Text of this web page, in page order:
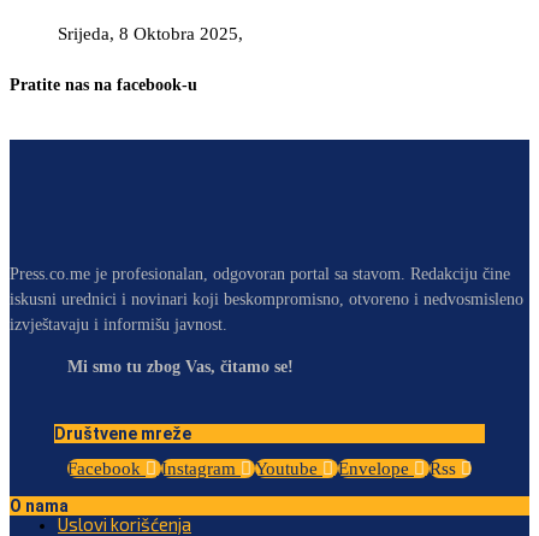
Srijeda, 8 Oktobra 2025,
Pratite nas na facebook-u
Press.co.me je profesionalan, odgovoran portal sa stavom. Redakciju čine
iskusni urednici i novinari koji beskompromisno, otvoreno i nedvosmisleno
izvještavaju i informišu javnost.
Mi smo tu zbog Vas, čitamo se!
Društvene mreže
Facebook
Instagram Youtube Envelope
Rss
O nama
Uslovi korišćenja